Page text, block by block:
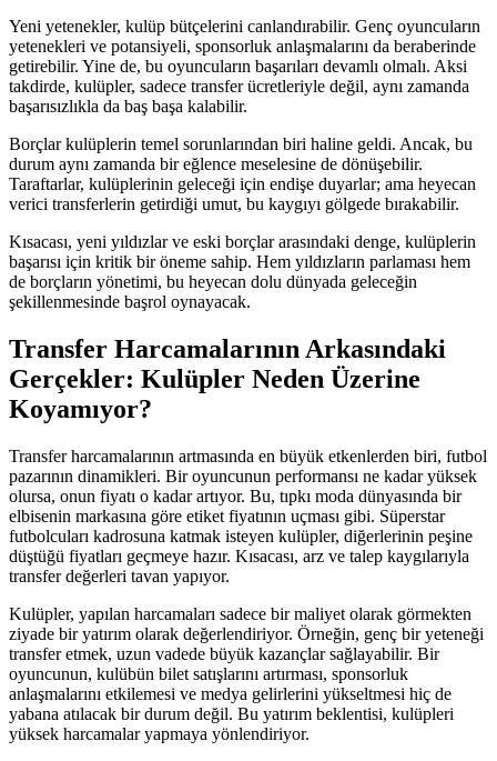
Yeni yetenekler, kulüp bütçelerini canlandırabilir. Genç oyuncuların
yetenekleri ve potansiyeli, sponsorluk anlaşmalarını da beraberinde
getirebilir. Yine de, bu oyuncuların başarıları devamlı olmalı. Aksi
takdirde, kulüpler, sadece transfer ücretleriyle değil, aynı zamanda
başarısızlıkla da baş başa kalabilir.
Borçlar kulüplerin temel sorunlarından biri haline geldi. Ancak, bu
durum aynı zamanda bir eğlence meselesine de dönüşebilir.
Taraftarlar, kulüplerinin geleceği için endişe duyarlar; ama heyecan
verici transferlerin getirdiği umut, bu kaygıyı gölgede bırakabilir.
Kısacası, yeni yıldızlar ve eski borçlar arasındaki denge, kulüplerin
başarısı için kritik bir öneme sahip. Hem yıldızların parlaması hem
de borçların yönetimi, bu heyecan dolu dünyada geleceğin
şekillenmesinde başrol oynayacak.
Transfer Harcamalarının Arkasındaki
Gerçekler: Kulüpler Neden Üzerine
Koyamıyor?
Transfer harcamalarının artmasında en büyük etkenlerden biri, futbol
pazarının dinamikleri. Bir oyuncunun performansı ne kadar yüksek
olursa, onun fiyatı o kadar artıyor. Bu, tıpkı moda dünyasında bir
elbisenin markasına göre etiket fiyatının uçması gibi. Süperstar
futbolcuları kadrosuna katmak isteyen kulüpler, diğerlerinin peşine
düştüğü fiyatları geçmeye hazır. Kısacası, arz ve talep kaygılarıyla
transfer değerleri tavan yapıyor.
Kulüpler, yapılan harcamaları sadece bir maliyet olarak görmekten
ziyade bir yatırım olarak değerlendiriyor. Örneğin, genç bir yeteneği
transfer etmek, uzun vadede büyük kazançlar sağlayabilir. Bir
oyuncunun, kulübün bilet satışlarını artırması, sponsorluk
anlaşmalarını etkilemesi ve medya gelirlerini yükseltmesi hiç de
yabana atılacak bir durum değil. Bu yatırım beklentisi, kulüpleri
yüksek harcamalar yapmaya yönlendiriyor.